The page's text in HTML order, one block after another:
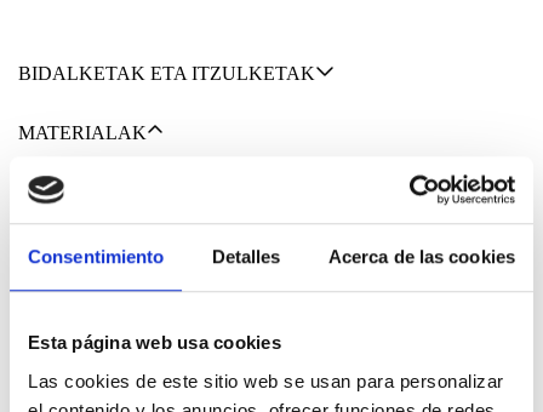
Consentimiento Detalles Acerca de las cookies
Esta página web usa cookies
Las cookies de este sitio web se usan para personalizar
BIDALKETAK ETA ITZULKETAK
MATERIALAK